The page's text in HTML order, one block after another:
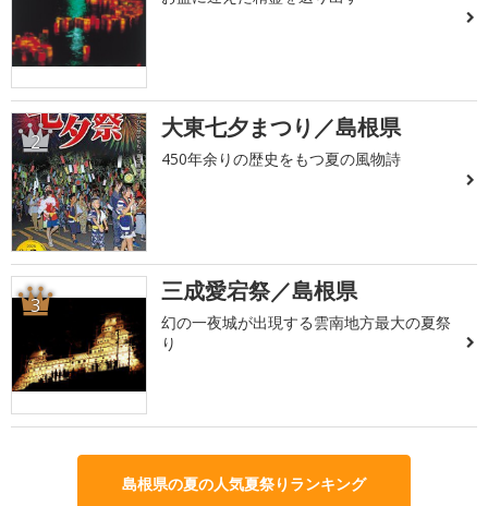
2 大東七夕まつり／島根県
450年余りの歴史をもつ夏の風物詩
3 三成愛宕祭／島根県
幻の一夜城が出現する雲南地方最大の夏祭
り
島根県の夏の人気夏祭りランキング